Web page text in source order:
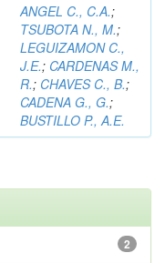
ANGEL C., C.A.;
TSUBOTA N., M.;
LEGUIZAMON C.,
J.E.; CARDENAS M.,
R.; CHAVES C., B.;
CADENA G., G.;
BUSTILLO P., A.E.
2